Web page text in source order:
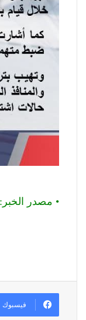
• مصدر الخبر:
فيسبوك